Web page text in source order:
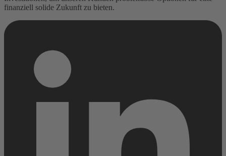
finanziell solide Zukunft zu bieten.